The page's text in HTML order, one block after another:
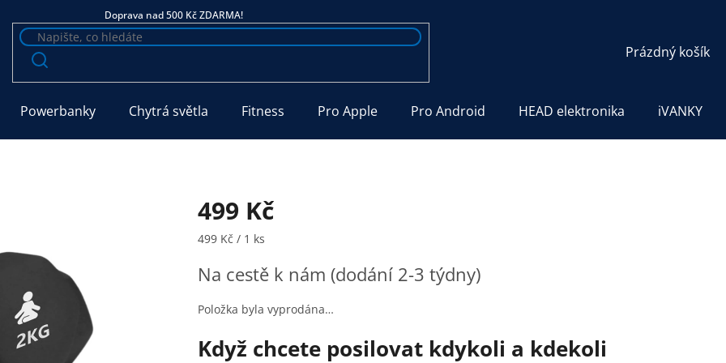
Doprava nad 500 Kč ZDARMA!
NÁKUPNÍ
Prázdný košík
Powerbanky Chytrá světla Fitness Pro Apple Pro Android HEAD elektronika iVANKY
499 Kč
Měrná cena:
499 Kč / 1 ks
Na cestě k nám (dodání 2-3 týdny)
Položka byla vyprodána…
Když chcete posilovat kdykoli a kdekoli